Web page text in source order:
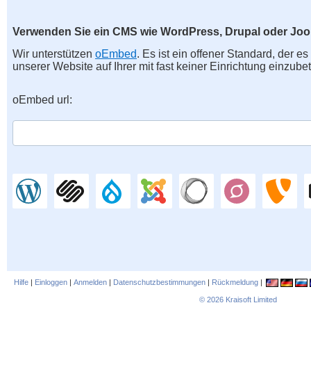
Verwenden Sie ein CMS wie WordPress, Drupal oder
Wir unterstützen oEmbed. Es ist ein offener Standard, der
unserer Website auf Ihrer mit fast keiner Einrichtung
oEmbed url:
Hilfe | Einloggen | Anmelden | Datenschutzbestimmungen | Rückmeldung |
© 2026 Kraisoft Limited